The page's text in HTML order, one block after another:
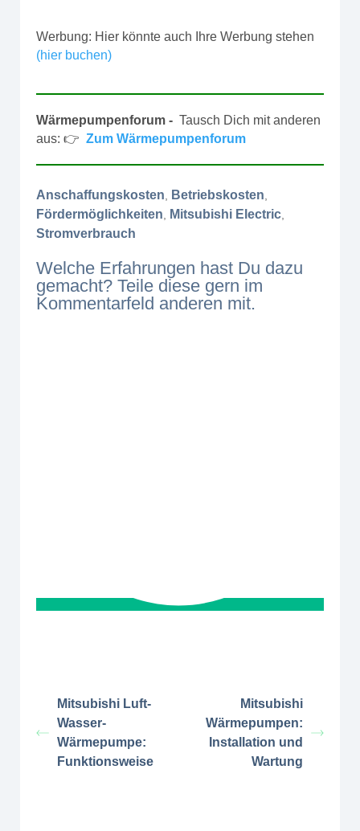
Werbung: Hier könnte auch Ihre Werbung stehen
(hier buchen)
Wärmepumpenforum - Tausch Dich mit anderen
aus: 👉 Zum Wärmepumpenforum
Anschaffungskosten Betriebskosten
Fördermöglichkeiten Mitsubishi Electric
Stromverbrauch
Welche Erfahrungen hast Du dazu
gemacht? Teile diese gern im
Kommentarfeld anderen mit.
Mitsubishi Luft-
Wasser-
Wärmepumpe:
Funktionsweise
Mitsubishi
Wärmepumpen:
Installation und
Wartung